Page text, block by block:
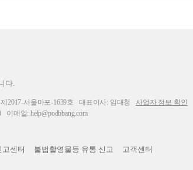
다.
2017-서울마포-1639호 대표이사: 임대청
사업자 정보 확인
이메일: help@podbbang.com
고센터 불법촬영물등 유통 신고 고객센터